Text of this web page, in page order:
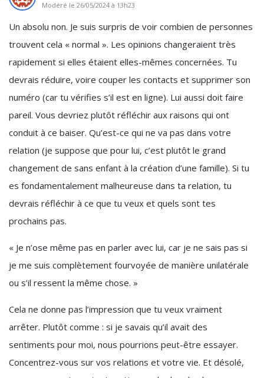
Modéré le 26/05/2024 à 13h23
Un absolu non. Je suis surpris de voir combien de personnes
trouvent cela « normal ». Les opinions changeraient très
rapidement si elles étaient elles-mêmes concernées. Tu
devrais réduire, voire couper les contacts et supprimer son
numéro (car tu vérifies s’il est en ligne). Lui aussi doit faire
pareil. Vous devriez plutôt réfléchir aux raisons qui ont
conduit à ce baiser. Qu’est-ce qui ne va pas dans votre
relation (je suppose que pour lui, c’est plutôt le grand
changement de sans enfant à la création d’une famille). Si tu
es fondamentalement malheureuse dans ta relation, tu
devrais réfléchir à ce que tu veux et quels sont tes
prochains pas.
« Je n’ose même pas en parler avec lui, car je ne sais pas si
je me suis complètement fourvoyée de manière unilatérale
ou s’il ressent la même chose. »
Cela ne donne pas l’impression que tu veux vraiment
arrêter. Plutôt comme : si je savais qu’il avait des
sentiments pour moi, nous pourrions peut-être essayer.
Concentrez-vous sur vos relations et votre vie. Et désolé,